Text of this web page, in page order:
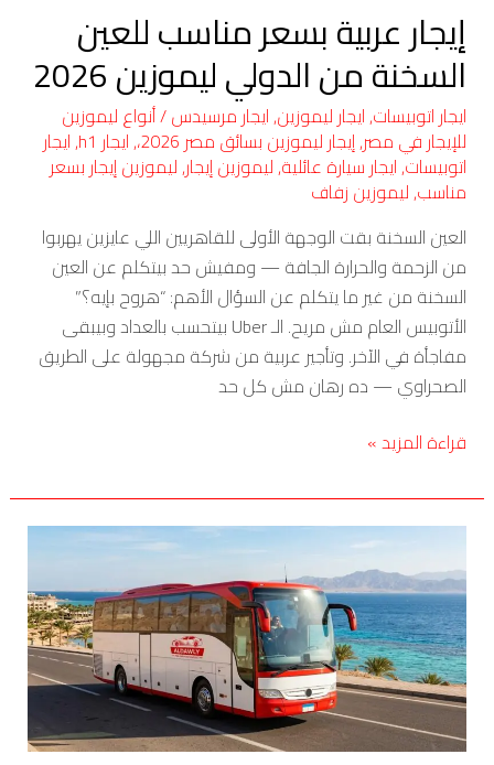
إيجار عربية بسعر مناسب للعين
السخنة من الدولي ليموزين 2026
ايجار اتوبيسات,ايجار ليموزين,ايجار مرسيدس/أنواع ليموزين
للإيجار في مصر,إيجار ليموزين بسائق مصر 2026، ,ايجار h1 ,ايجار
اتوبيسات,ايجار سيارة عائلية,ليموزين إيجار,ليموزين إيجار بسعر
مناسب,ليموزين زفاف
العين السخنة بقت الوجهة الأولى للقاهريين اللي عايزين يهربوا
من الزحمة والحرارة الجافة — ومفيش حد بيتكلم عن العين
السخنة من غير ما يتكلم عن السؤال الأهم: “هروح بإيه؟”
الأتوبيس العام مش مريح. الـ Uber بيتحسب بالعداد وبيبقى
مفاجأة في الآخر. وتأجير عربية من شركة مجهولة على الطريق
الصحراوي — ده رهان مش كل حد
2026
قراءة المزيد »
أتوبيس
للرحلات
بأفضل
سعر
من
الدولي
ليموزين